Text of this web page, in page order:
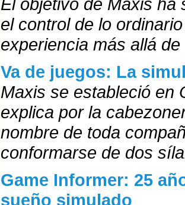
El objetivo de Maxis ha
el control de lo
experiencia más allá
Va de juegos: La
Maxis se estableció en
explica por la
nombre de toda
conformarse de dos
Game Informer: 25
sueño simulado